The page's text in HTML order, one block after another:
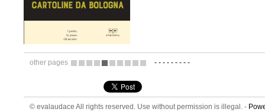
other pages - - - - - - - - -
© evalaudace All rights reserved. Use without permission is illegal. -